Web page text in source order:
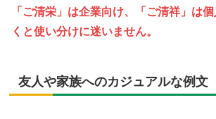
「ご清栄」は企業向け、「ご清祥」は
くと使い分けに迷いません。
友人や家族へのカジュアルな例文